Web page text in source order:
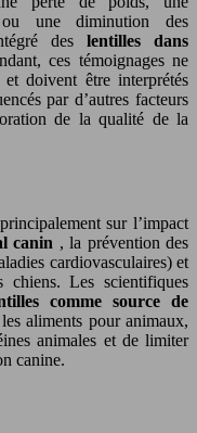
ou une diminution des
des lentilles dans
ces témoignages ne
doivent être interprétés
par d’autres facteurs
de la qualité de la
sur l’impact
canin , la prévention des
cardiovasculaires) et
Les scientifiques
comme source de
aliments pour animaux,
animales et de limiter
canine.